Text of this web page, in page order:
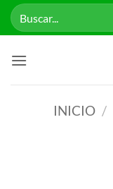
Saltar
Buscar
por:
INICIO /